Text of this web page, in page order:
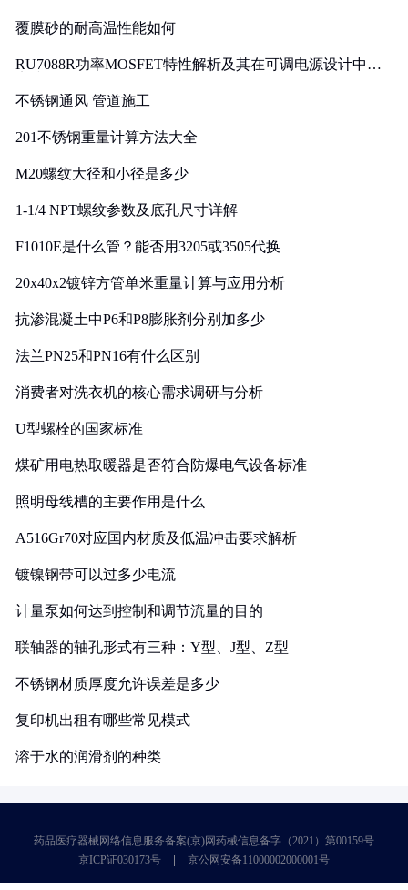
覆膜砂的耐高温性能如何
RU7088R功率MOSFET特性解析及其在可调电源设计中的
不锈钢通风 管道施工
201不锈钢重量计算方法大全
M20螺纹大径和小径是多少
1-1/4 NPT螺纹参数及底孔尺寸详解
F1010E是什么管？能否用3205或3505代换
20x40x2镀锌方管单米重量计算与应用分析
抗渗混凝土中P6和P8膨胀剂分别加多少
法兰PN25和PN16有什么区别
消费者对洗衣机的核心需求调研与分析
U型螺栓的国家标准
煤矿用电热取暖器是否符合防爆电气设备标准
照明母线槽的主要作用是什么
A516Gr70对应国内材质及低温冲击要求解析
镀镍钢带可以过多少电流
计量泵如何达到控制和调节流量的目的
联轴器的轴孔形式有三种：Y型、J型、Z型
不锈钢材质厚度允许误差是多少
复印机出租有哪些常见模式
溶于水的润滑剂的种类
药品医疗器械网络信息服务备案(京)网药械信息备字（2021）第00159号
京ICP证030173号
京公网安备11000002000001号